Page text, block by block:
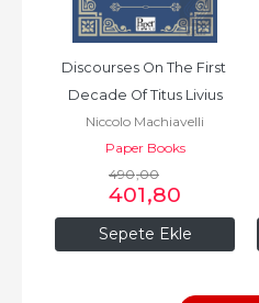
Sepete Ekle
Discourses On The First
Decade Of Titus Livius
Niccolo Machiavelli
Paper Books
490,00
401,80